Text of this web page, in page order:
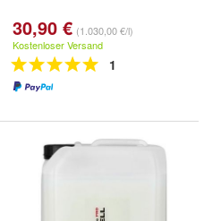
30,90 € (1.030,00 €/l)
Kostenloser Versand
1